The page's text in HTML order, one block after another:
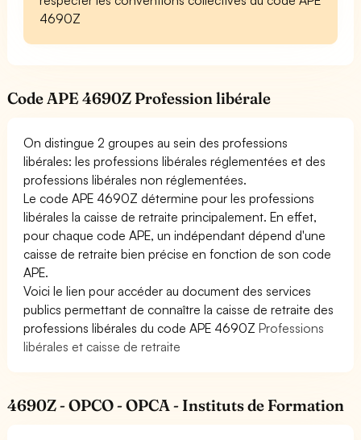
4690Z
Code APE 4690Z Profession libérale
On distingue 2 groupes au sein des professions
libérales: les professions libérales réglementées et des
professions libérales non réglementées.
Le code APE 4690Z détermine pour les professions
libérales la caisse de retraite principalement. En effet,
pour chaque code APE, un indépendant dépend d'une
caisse de retraite bien précise en fonction de son code
APE.
Voici le lien pour accéder au document des services
publics permettant de connaître la caisse de retraite des
professions libérales du code APE 4690ZProfessions
libérales et caisse de retraite
4690Z - OPCO - OPCA - Instituts de Formation